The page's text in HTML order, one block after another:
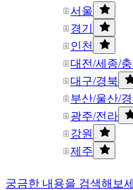
서울
경기
인천
대전/세종/
대구/경북
부산/울산/
광주/전라
강원
제주
궁금한 내용을 검색해보